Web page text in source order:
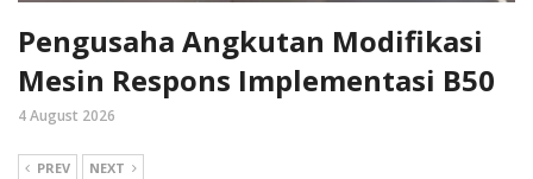
Pengusaha Angkutan Modifikasi
Mesin Respons Implementasi B50
4 August 2026
PREV NEXT